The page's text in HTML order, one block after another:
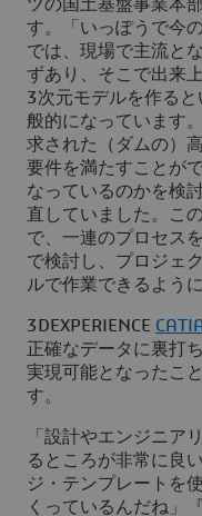
ツの国土基盤事業本
す。「いっぽうで今
では、現場で主流と
ずあり、そこで出来
3次元モデルを作る
般的になっています
求された（ダムの）
要件を満たすことが
なっているのかを検
直していました。こ
で、一連のプロセス
で検討し、プロジェ
ルで作業できるよう
3DEXPERIENCE
正確なデータに裏打
実現可能となったこ
す。
「設計やエンジニア
るところが非常に良
ジ・テンプレートを
くっているんだね」